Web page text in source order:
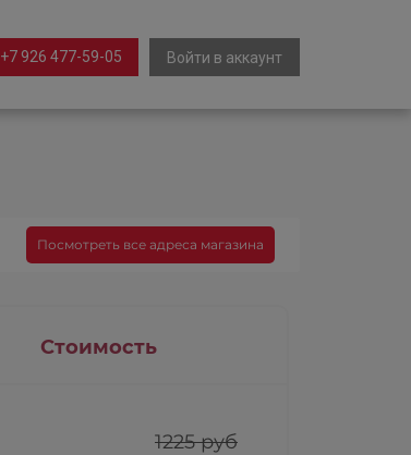
Войти в аккаунт
+7 926 477-59-05
Посмотреть все адреса магазина
Стоимость
1225 руб